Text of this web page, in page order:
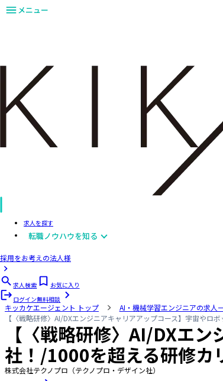
メニュー
求人を探す
転職ノウハウを知る
採用をお考えの法人様
求人検索
お気に入り
ログイン無料相談
キッカケエージェント トップ AI・機械学習エンジニアの求人
【〈戦略研修〉AI/DXエンジニアキャリアアップコース】宇宙や
【〈戦略研修〉AI/DXエ
社！/1000を超える研修カ
株式会社テクノプロ（テクノプロ・デザイン社）